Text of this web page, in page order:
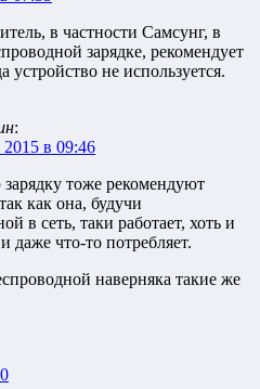
в частности Самсунг, в
зарядке, рекомендует
устройство не используется.
:
2015 в 09:46
тоже рекомендуют
как она, будучи
в сеть, таки работает, хоть и
даже что-то потребляет.
наверняка такие же